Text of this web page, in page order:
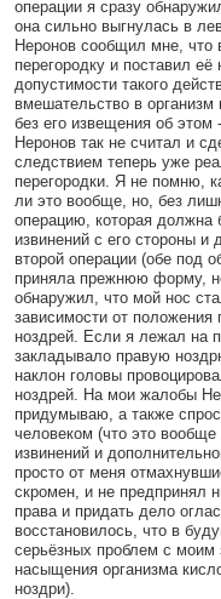
операции я сразу
она сильно выгнулась в
Неронов сообщил мне, что
перегородку и поставил
допустимости такого
вмешательство в организм
без его извещения об этом
Неронов так не считал и
следствием теперь уже
перегородки. Я не помню,
ли это вообще, но, без
операцию, которая должна
извинений с его стороны
второй операции (обе под
приняла прежнюю форму,
обнаружил, что мой нос
зависимости от
ноздрей. Если я лежал на
закладывало правую
наклон головы
ноздрей. На мои жалобы
придумываю, а также
человеком (что это
извинений и
просто от меня
скромен, и не предпринял
права и придать дело
восстановилось, что в
серьёзных проблем с моим
насыщения организма
ноздри).